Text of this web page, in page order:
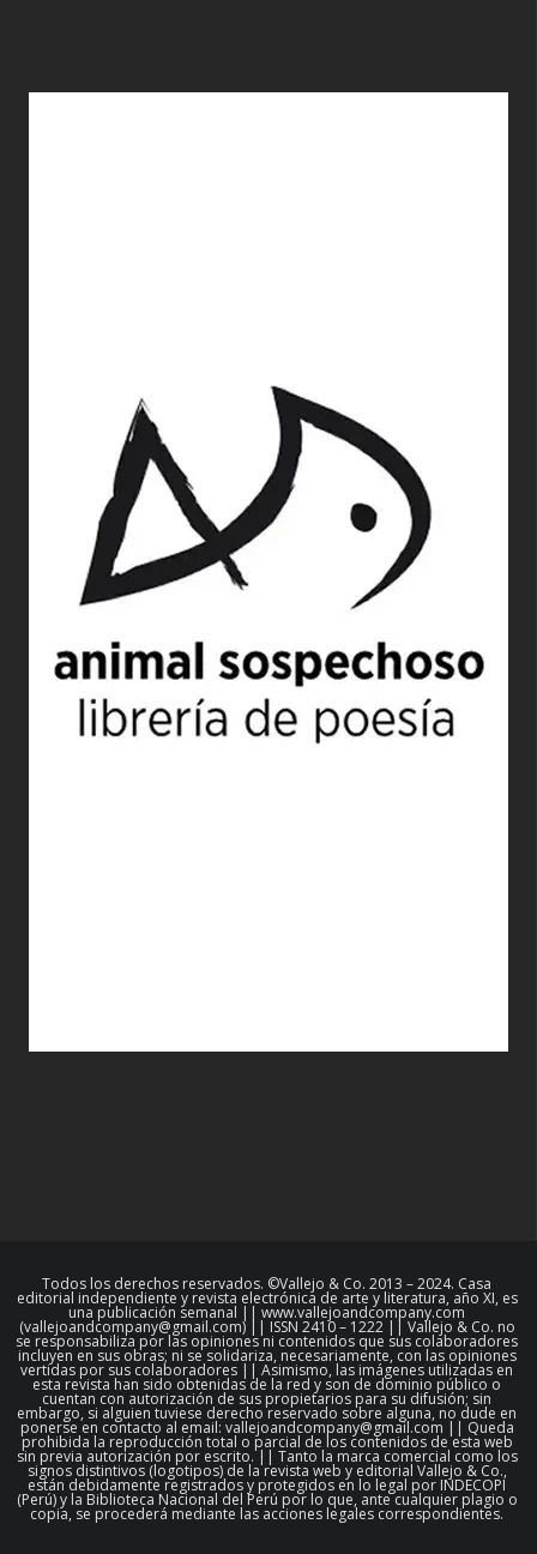
Todos los derechos reservados. ©Vallejo & Co. 2013 – 2024. Casa
editorial independiente y revista electrónica de arte y literatura, año XI, es
una publicación semanal || www.vallejoandcompany.com
(vallejoandcompany@gmail.com) || ISSN 2410 – 1222 || Vallejo & Co. no
se responsabiliza por las opiniones ni contenidos que sus colaboradores
incluyen en sus obras; ni se solidariza, necesariamente, con las opiniones
vertidas por sus colaboradores || Asimismo, las imágenes utilizadas en
esta revista han sido obtenidas de la red y son de dominio público o
cuentan con autorización de sus propietarios para su difusión; sin
embargo, si alguien tuviese derecho reservado sobre alguna, no dude en
ponerse en contacto al email: vallejoandcompany@gmail.com || Queda
prohibida la reproducción total o parcial de los contenidos de esta web
sin previa autorización por escrito. || Tanto la marca comercial como los
signos distintivos (logotipos) de la revista web y editorial Vallejo & Co.,
están debidamente registrados y protegidos en lo legal por INDECOPI
(Perú) y la Biblioteca Nacional del Perú por lo que, ante cualquier plagio o
copia, se procederá mediante las acciones legales correspondientes.